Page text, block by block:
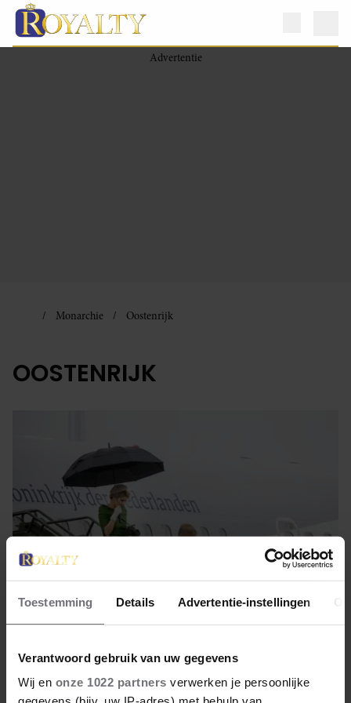
Toestemming Details Advertentie-instellingen
Verantwoord gebruik van uw gegevens
Wij en onze 1022 partners verwerken je persoonlijke
Monarchie Oostenrijk
OOSTENRIJK
25 mei 2022
KONINGSPAAR NIET MET